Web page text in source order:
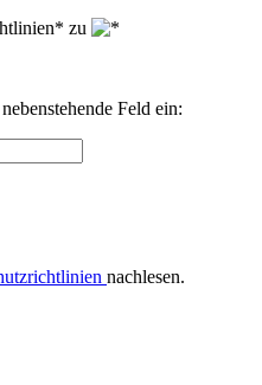
zu
Feld ein:
nachlesen.